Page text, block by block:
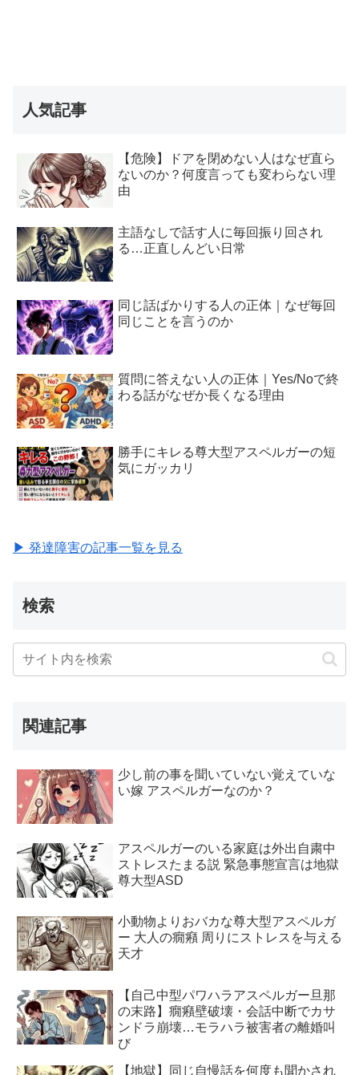
人気記事
【危険】ドアを閉めない人はなぜ直ら
ないのか？何度言っても変わらない理
由
主語なしで話す人に毎回振り回され
る…正直しんどい日常
同じ話ばかりする人の正体｜なぜ毎回
同じことを言うのか
質問に答えない人の正体｜Yes/Noで終
わる話がなぜか長くなる理由
勝手にキレる尊大型アスペルガーの短
気にガッカリ
▶ 発達障害の記事一覧を見る
検索
関連記事
少し前の事を聞いていない覚えていな
い嫁 アスペルガーなのか？
アスペルガーのいる家庭は外出自粛中
ストレスたまる説 緊急事態宣言は地獄
尊大型ASD
小動物よりおバカな尊大型アスペルガ
ー 大人の癇癪 周りにストレスを与える
天才
【自己中型パワハラアスペルガー旦那
の末路】癇癪壁破壊・会話中断でカサ
ンドラ崩壊…モラハラ被害者の離婚叫
び
【地獄】同じ自慢話を何度も聞かされ